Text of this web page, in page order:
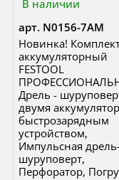
В наличии
арт. N0156-7AM
Новинка!
аккумуляторный
FESTOOL
Дрель -
двумя
быстрозарядным
устройством,
Импульсная
шуруповерт,
Перфоратор,